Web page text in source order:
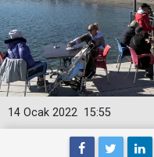
15:55
14 Ocak 2022